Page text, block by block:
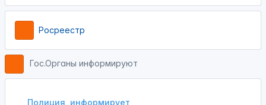
Росреестр
Гос.Органы информируют
Полиция информирует